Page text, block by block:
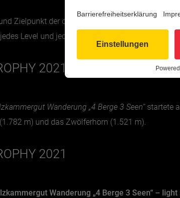
Zielpunkt der drei Wanderungen bildete die
Level und jeden Geschmack das passende
2021
Wanderung „4 Berge 3 Seen“ startete
(1.782 m) und das Zwölferhorn (1.521 m).
2021
Wanderung „4 Berge 3 Seen“ – light